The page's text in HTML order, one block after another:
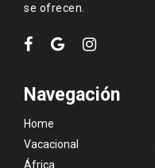
se ofrecen.
Navegación
Home
Vacacional
África